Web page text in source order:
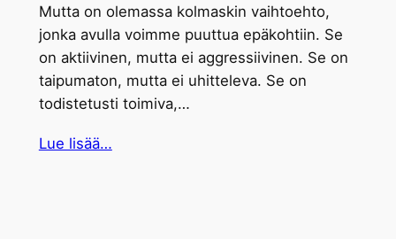
Mutta on olemassa kolmaskin vaihtoehto,
jonka avulla voimme puuttua epäkohtiin. Se
on aktiivinen, mutta ei aggressiivinen. Se on
taipumaton, mutta ei uhitteleva. Se on
todistetusti toimiva,…
Lue lisää…